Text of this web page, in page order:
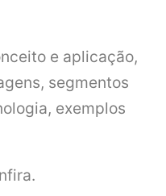
e aplicação,
segmentos
exemplos